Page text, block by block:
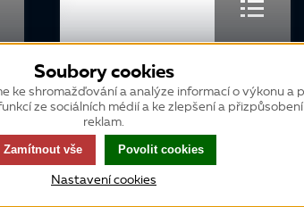
KURZ
Základní školení webové K2
Soubory cookies
ke shromažďování a analýze informací o výkonu a
ze sociálních médií a ke zlepšení a
reklam.
Zamítnout vše Povolit cookies
Nastavení cookies